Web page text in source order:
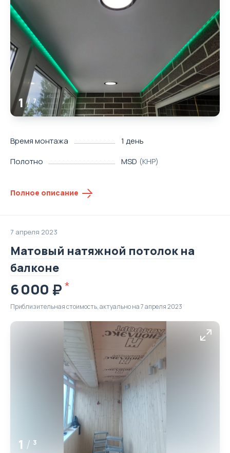
1/7
Время монтажа
1 день
Полотно
MSD (КНР)
Полное описание
7 апреля 2023
Матовый натяжной потолок на
балконе
6 000
Приблизительная стоимость, актуально на 7 апреля 2023
1 / 3